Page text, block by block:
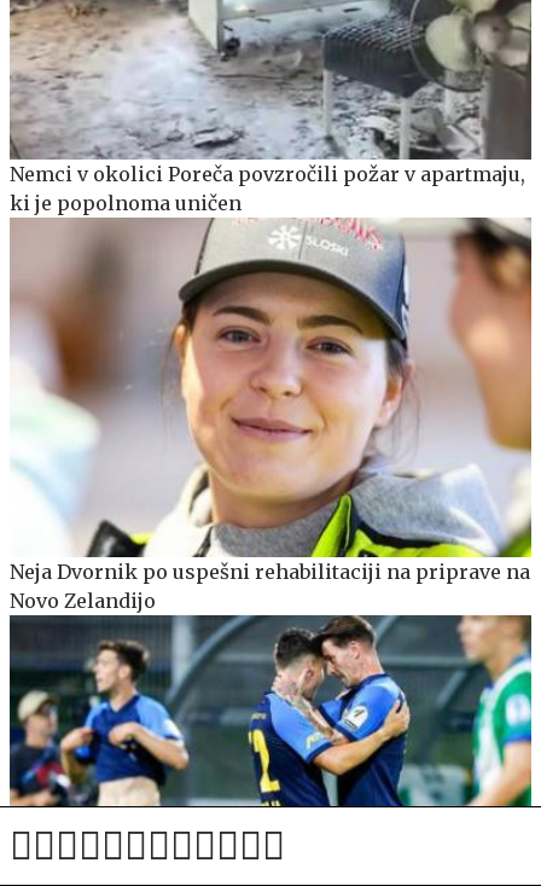
Nemci v okolici Poreča povzročili požar v apartmaju,
ki je popolnoma uničen
Neja Dvornik po uspešni rehabilitaciji na priprave na
Novo Zelandijo